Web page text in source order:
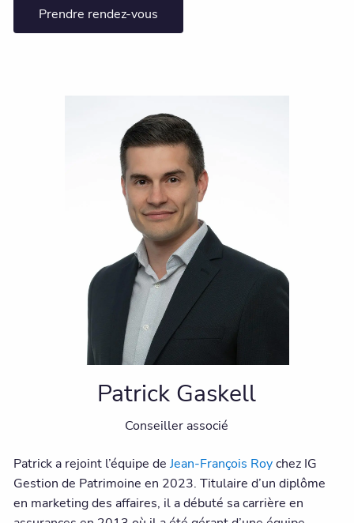
Prendre rendez-vous
Patrick Gaskell
Conseiller associé
Patrick a rejoint l’équipe deJean-François Roychez IG
Gestion de Patrimoine en 2023. Titulaire d’un diplôme
en marketing des affaires, il a débuté sa carrière en